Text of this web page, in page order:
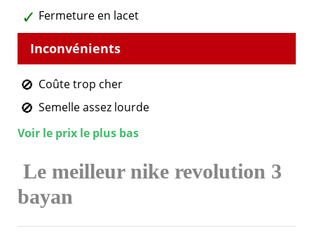
Fermeture en lacet
Coûte trop cher
Semelle assez lourde
Voir le prix le plus bas
Le meilleur nike revolution 3
bayan